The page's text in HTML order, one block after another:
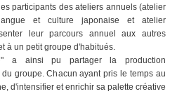
participants des ateliers annuels (atelier
et culture japonaise et atelier
leur parcours annuel aux autres
à un petit groupe d'habitués.
a ainsi pu partager la production
groupe. Chacun ayant pris le temps au
d'intensifier et enrichir sa palette créative